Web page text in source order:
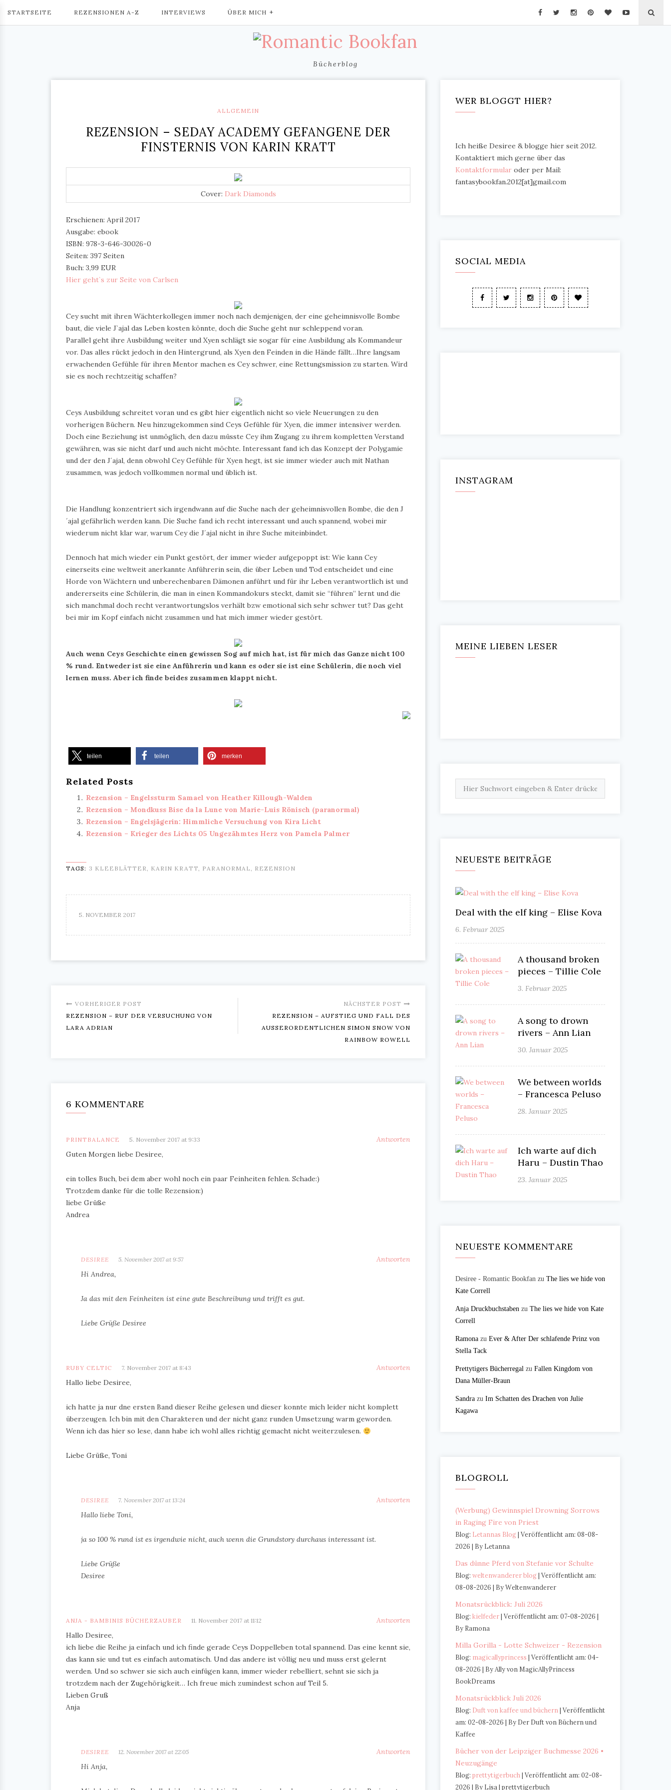
STARTSEITE REZENSIONEN A-Z INTERVIEWS ÜBER MICH
Bücherblog
ALLGEMEIN
REZENSION – SEDAY ACADEMY GEFANGENE DER
FINSTERNIS VON KARIN KRATT
Cover: Dark Diamonds
Erschienen: April 2017
Ausgabe: ebook
ISBN: 978-3-646-30026-0
Seiten: 397 Seiten
Buch: 3,99 EUR
Hier geht`s zur Seite von Carlsen
Cey sucht mit ihren Wächterkollegen immer noch nach demjenigen, der eine geheimnisvolle Bombe
baut, die viele J`ajal das Leben kosten könnte, doch die Suche geht nur schleppend voran.
Parallel geht ihre Ausbildung weiter und Xyen schlägt sie sogar für eine Ausbildung als Kommandeur
vor. Das alles rückt jedoch in den Hintergrund, als Xyen den Feinden in die Hände fällt…Ihre langsam
erwachenden Gefühle für ihren Mentor machen es Cey schwer, eine Rettungsmission zu starten. Wird
sie es noch rechtzeitig schaffen?
Ceys Ausbildung schreitet voran und es gibt hier eigentlich nicht so viele Neuerungen zu den
vorherigen Büchern. Neu hinzugekommen sind Ceys Gefühle für Xyen, die immer intensiver werden.
Doch eine Beziehung ist unmöglich, den dazu müsste Cey ihm Zugang zu ihrem kompletten Verstand
gewähren, was sie nicht darf und auch nicht möchte. Interessant fand ich das Konzept der Polygamie
und der den J´ajal, denn obwohl Cey Gefühle für Xyen hegt, ist sie immer wieder auch mit Nathan
zusammen, was jedoch vollkommen normal und üblich ist.
Die Handlung konzentriert sich irgendwann auf die Suche nach der geheimnisvollen Bombe, die den J
´ajal gefährlich werden kann. Die Suche fand ich recht interessant und auch spannend, wobei mir
wiederum nicht klar war, warum Cey die J´ajal nicht in ihre Suche miteinbindet.
Dennoch hat mich wieder ein Punkt gestört, der immer wieder aufgepoppt ist: Wie kann Cey
einerseits eine weltweit anerkannte Anführerin sein, die über Leben und Tod entscheidet und eine
Horde von Wächtern und unberechenbaren Dämonen anführt und für ihr Leben verantwortlich ist und
andererseits eine Schülerin, die man in einen Kommandokurs steckt, damit sie “führen” lernt und die
sich manchmal doch recht verantwortungslos verhält bzw emotional sich sehr schwer tut? Das geht
bei mir im Kopf einfach nicht zusammen und hat mich immer wieder gestört.
Auch wenn Ceys Geschichte einen gewissen Sog auf mich hat, ist für mich das Ganze nicht 100
% rund. Entweder ist sie eine Anführerin und kann es oder sie ist eine Schülerin, die noch viel
lernen muss. Aber ich finde beides zusammen klappt nicht.
teilen teilen merken
Related Posts
Rezension – Engelssturm Samael von Heather Killough-Walden
Rezension – Mondkuss Bise da la Lune von Marie-Luis Rönisch (paranormal)
Rezension – Engelsjägerin: Himmliche Versuchung von Kira Licht
Rezension – Krieger des Lichts 05 Ungezähmtes Herz von Pamela Palmer
TAGS: 3 KLEEBLÄTTER, KARIN KRATT, PARANORMAL, REZENSION
5. NOVEMBER 2017
VORHERIGER POST
REZENSION – RUF DER VERSUCHUNG VON
LARA ADRIAN
NÄCHSTER POST
REZENSION – AUFSTIEG UND FALL DES
AUSSERORDENTLICHEN SIMON SNOW VON R
AINBOW ROWELL
6 KOMMENTARE
PRINTBALANCE 5. November 2017 at 9:33
Antworten
Guten Morgen liebe Desiree,
ein tolles Buch, bei dem aber wohl noch ein paar Feinheiten fehlen. Schade:)
Trotzdem danke für die tolle Rezension:)
liebe Grüße
Andrea
DESIREE 5. November 2017 at 9:57
Antworten
Hi Andrea,
Ja das mit den Feinheiten ist eine gute Beschreibung und trifft es gut.
Liebe Grüße Desiree
RUBY CELTIC 7. November 2017 at 8:43
Antworten
Hallo liebe Desiree,
ich hatte ja nur dne ersten Band dieser Reihe gelesen und dieser konnte mich leider nicht komplett
überzeugen. Ich bin mit den Charakteren und der nicht ganz runden Umsetzung warm geworden.
Wenn ich das hier so lese, dann habe ich wohl alles richtig gemacht nicht weiterzulesen.
Liebe Grüße, Toni
DESIREE 7. November 2017 at 13:24
Antworten
Hallo liebe Toni,
ja so 100 % rund ist es irgendwie nicht, auch wenn die Grundstory durchaus interessant ist.
Liebe Grüße
Desiree
ANJA - BAMBINIS BÜCHERZAUBER 11. November 2017 at 11:12
Antworten
Hallo Desiree,
ich liebe die Reihe ja einfach und ich finde gerade Ceys Doppelleben total spannend. Das eine kennt sie,
das kann sie und tut es einfach automatisch. Und das andere ist völlig neu und muss erst gelernt
werden. Und so schwer sie sich auch einfügen kann, immer wieder rebelliert, sehnt sie sich ja
trotzdem nach der Zugehörigkeit… Ich freue mich zumindest schon auf Teil 5.
Lieben Gruß
Anja
DESIREE 12. November 2017 at 22:05
Antworten
Hi Anja,
WER BLOGGT HIER?
Ich heiße Desiree & blogge hier seit 2012.
Kontaktiert mich gerne über das
Kontaktformular oder per Mail:
fantasybookfan.2012[at]gmail.com
SOCIAL MEDIA
INSTAGRAM
MEINE LIEBEN LESER
NEUESTE BEITRÄGE
Deal with the elf king – Elise Kova
6. Februar 2025
A thousand broken
pieces – Tillie Cole
3. Februar 2025
A song to drown
rivers – Ann Lian
30. Januar 2025
We between worlds
– Francesca Peluso
28. Januar 2025
Ich warte auf dich
Haru – Dustin Thao
23. Januar 2025
NEUESTE KOMMENTARE
Desiree - Romantic Bookfan zu The lies we hide von
Kate Correll
Anja Druckbuchstaben zu The lies we hide von Kate
Correll
Ramona zu Ever & After Der schlafende Prinz von
Stella Tack
Prettytigers Bücherregal zu Fallen Kingdom von
Dana Müller-Braun
Sandra zu Im Schatten des Drachen von Julie
Kagawa
BLOGROLL
(Werbung) Gewinnspiel Drowning Sorrows
in Raging Fire von Priest
Blog: Letannas Blog Veröffentlicht am: 08-08-
2026
By Letanna
Das dünne Pferd von Stefanie vor Schulte
Blog: weltenwanderer blog Veröffentlicht am:
08-08-2026
By Weltenwanderer
Monatsrückblick: Juli 2026
Blog: kielfeder Veröffentlicht am: 07-08-2026
By Ramona
Milla Gorilla - Lotte Schweizer - Rezension
Blog: magicallyprincess
Veröffentlicht am: 04-
08-2026
By Ally von MagicAllyPrincess
BookDreams
Monatsrückblick Juli 2026
Blog: Duft von kaffee und büchern
Veröffentlicht
am: 02-08-2026
By Der Duft von Büchern und
Kaffee
Bücher von der Leipziger Buchmesse 2026 •
Neuzugänge
Blog: prettytigerbuch
Veröffentlicht am: 02-08-
2026
By Lisa | prettytigerbuch